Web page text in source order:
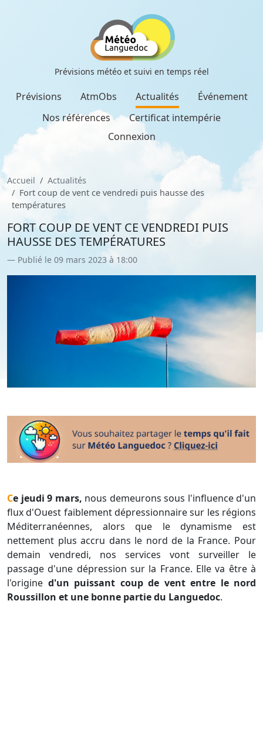
Prévisions météo et suivi en temps réel
Prévisions AtmObs Actualités
Événement
Nos références
Certificat intempérie
Connexion
Accueil
Actualités
Fort coup de vent ce vendredi puis hausse des
températures
FORT COUP DE VENT CE VENDREDI PUIS
HAUSSE DES TEMPÉRATURES
Publié le 09 mars 2023 à 18:00
Ce jeudi 9 mars, nous demeurons sous l'influence d'un
flux d'Ouest faiblement dépressionnaire sur les régions
Méditerranéennes, alors que le dynamisme est
nettement plus accru dans le nord de la France. Pour
demain vendredi, nos services vont surveiller le
passage d'une dépression sur la France. Elle va être à
l'origine d'un puissant coup de vent entre le nord
Roussillon et une bonne partie du Languedoc.